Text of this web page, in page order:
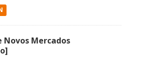
Novos Mercados